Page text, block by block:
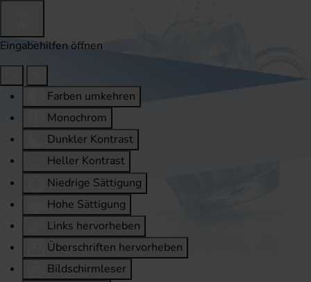
Eingabehilfen öffnen
Farben umkehren
Monochrom
Dunkler Kontrast
Heller Kontrast
Niedrige Sättigung
Hohe Sättigung
Links hervorheben
Überschriften hervorheben
Bildschirmleser